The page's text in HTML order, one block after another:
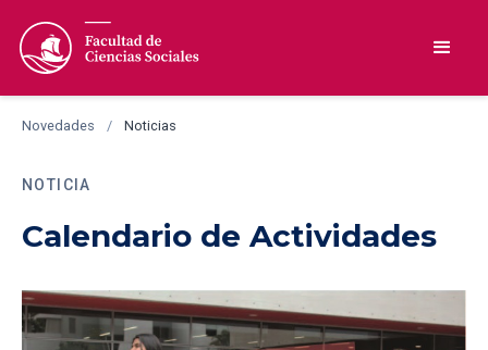
Novedades / Noticias
NOTICIA
Calendario de Actividades